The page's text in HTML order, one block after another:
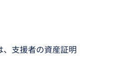
支援者の資産証明